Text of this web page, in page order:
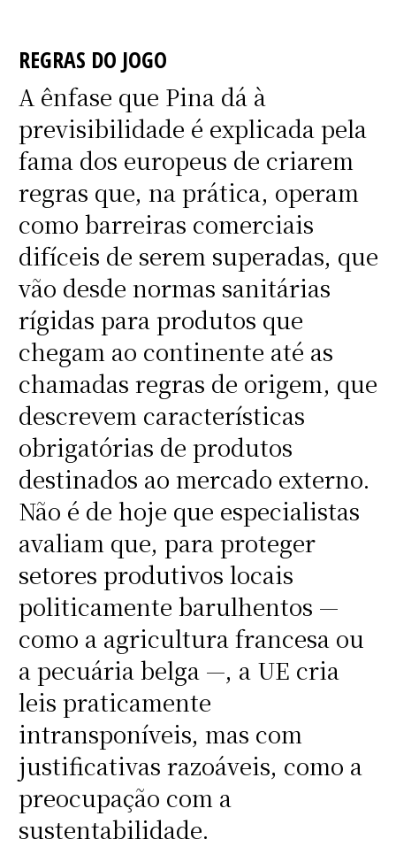
REGRAS DO JOGO
A ênfase que Pina dá à
previsibilidade é explicada pela
fama dos europeus de criarem
regras que, na prática, operam
como barreiras comerciais
difíceis de serem superadas, que
vão desde normas sanitárias
rígidas para produtos que
chegam ao continente até as
chamadas regras de origem, que
descrevem características
obrigatórias de produtos
destinados ao mercado externo.
Não é de hoje que especialistas
avaliam que, para proteger
setores produtivos locais
politicamente barulhentos —
como a agricultura francesa ou
a pecuária belga —, a UE cria
leis praticamente
intransponíveis, mas com
justificativas razoáveis, como a
preocupação com a
sustentabilidade.